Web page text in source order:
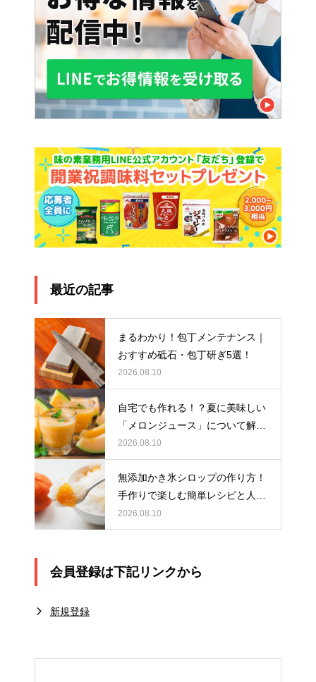
最近の記事
まるわかり！包丁メンテナンス｜
おすすめ砥石・包丁研ぎ5選！
2026.08.10
自宅でも作れる！？夏に美味しい
「メロンジュース」について解
説！
2026.08.10
無添加かき氷シロップの作り方！
手作りで楽しむ簡単レシピと人気
フレーバーを紹介
2026.08.10
会員登録は下記リンクから
新規登録